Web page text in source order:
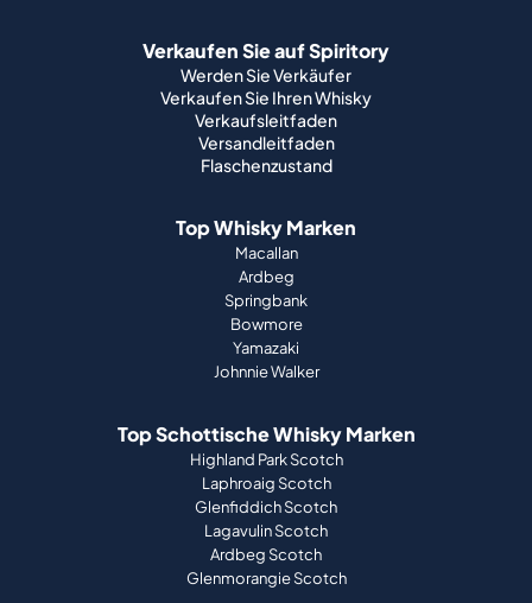
Verkaufen Sie auf Spiritory
Werden Sie Verkäufer
Verkaufen Sie Ihren Whisky
Verkaufsleitfaden
Versandleitfaden
Flaschenzustand
Top Whisky Marken
Macallan
Ardbeg
Springbank
Bowmore
Yamazaki
Johnnie Walker
Top Schottische Whisky Marken
Highland Park Scotch
Laphroaig Scotch
Glenfiddich Scotch
Lagavulin Scotch
Ardbeg Scotch
Glenmorangie Scotch